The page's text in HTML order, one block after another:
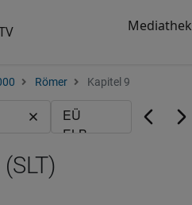
Mediathek
Römer Kapitel 9